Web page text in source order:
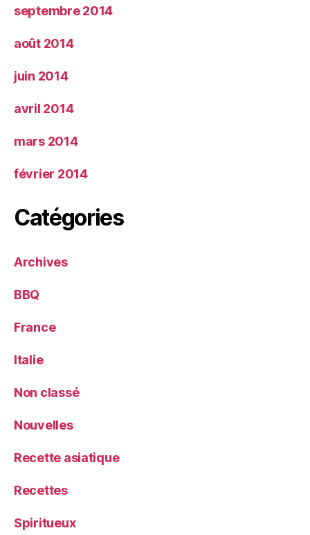
septembre 2014
août 2014
juin 2014
avril 2014
mars 2014
février 2014
Catégories
Archives
BBQ
France
Italie
Non classé
Nouvelles
Recette asiatique
Recettes
Spiritueux